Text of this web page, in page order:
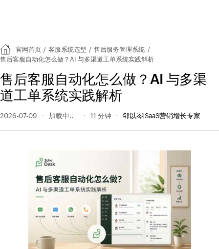
官网首页 / 客服系统选型 / 售后服务管理系统 /
售后客服自动化怎么做？AI 与多渠道工单系统实践解析
售后客服自动化怎么做？AI 与多渠
道工单系统实践解析
2026-07-09 42 阅读量 11 分钟 邹以岑|SaaS营销增长专家